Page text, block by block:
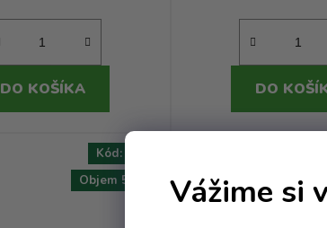
Vážime si
DO KOŠÍKA DO
Objem 580 ml
Kód: